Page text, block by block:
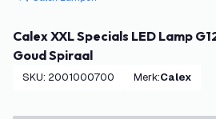
Calex XXL Specials LED Lamp G125 - E27 - 120 Lm -
Goud Spiraal
SKU: 2001000700 Merk: Calex